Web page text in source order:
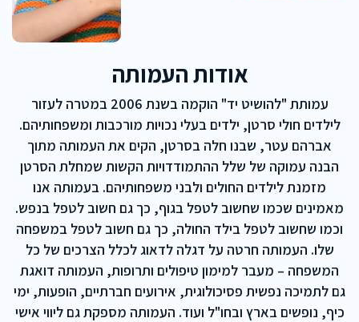
אודות העמותה
עמותת "להושיט יד" הוקמה בשנת 2006 במטרה לעזור
לילדים חולי סרטן, ילדים בעלי נכויות מורכבות ומשפחותיהם.
אברהם עטר, שבנו חלה בסרטן, הקים את העמותה מתוך
הבנה עמוקה של שלל ההתמודדויות הקשות שמחלת הסרטן
מזמנת לילדים החולים ולבני משפחותיהם. בעמותה אנו
מאמינים שכמו שחשוב לטפל בגוף, כך גם חשוב לטפל בנפש.
וכמו שחשוב לטפל בילד החולה, כך גם חשוב לטפל במשפחה
שלו. העמותה חרטה על דגלה לדאוג לכלל הצרכים של כל
המשפחה – מעבר למימון טיפולים ותרופות, העמותה דואגת
גם לתמיכה נפשית פסיכולוגית, אירועים חברתיים, הופעות, ימי
כיף, נופשים בארץ ובחו"ל ועוד. העמותה מספקת גם ליווי אישי